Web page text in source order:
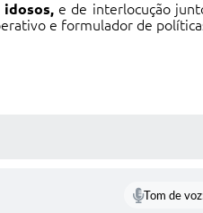
idosos,e de interlocução
e formulador de
Tom de